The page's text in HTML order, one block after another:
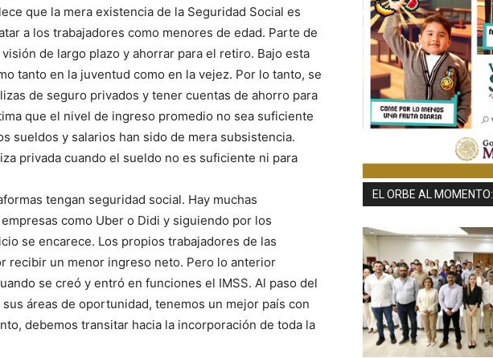
que la mera existencia de la Seguridad Social es
a los trabajadores como menores de edad. Parte de
de largo plazo y ahorrar para el retiro. Bajo esta
tanto en la juventud como en la vejez. Por lo tanto, se
de seguro privados y tener cuentas de ahorro para
que el nivel de ingreso promedio no sea suficiente
sueldos y salarios han sido de mera subsistencia.
privada cuando el sueldo no es suficiente ni para
tengan seguridad social. Hay muchas
como Uber o Didi y siguiendo por los
se encarece. Los propios trabajadores de las
recibir un menor ingreso neto. Pero lo anterior
se creó y entró en funciones el IMSS. Al paso del
áreas de oportunidad, tenemos un mejor país con
debemos transitar hacia la incorporación de toda la
EL ORBE AL MOMENTO: